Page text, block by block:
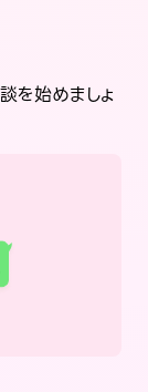
を始めましょ